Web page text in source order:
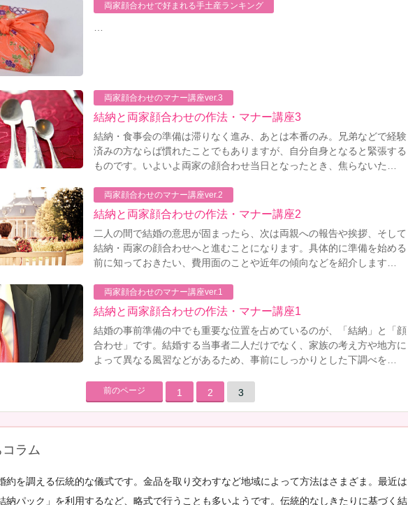
両家顔合わせで好まれる手土産ランキング
両家顔合わせのマナー講座ver.3
結納と両家顔合わせの作法・マナー講座3
結納・食事会の準備は滞りなく進み、あとは本番のみ。兄弟などで経験
済みの方ならば慣れたことでもありますが、自分自身となると緊張する
ものです。いよいよ両家の顔合わせ当日となったとき、焦らないた…
両家顔合わせのマナー講座ver.2
結納と両家顔合わせの作法・マナー講座2
二人の間で結婚の意思が固まったら、次は両親への報告や挨拶、そして
結納・両家の顔合わせへと進むことになります。具体的に準備を始める
前に知っておきたい、費用面のことや近年の傾向などを紹介します…
両家顔合わせのマナー講座ver.1
結納と両家顔合わせの作法・マナー講座1
結婚の事前準備の中でも重要な位置を占めているのが、「結納」と「顔
合わせ」です。結婚する当事者二人だけでなく、家族の考え方や地方に
よって異なる風習などがあるため、事前にしっかりとした下調べを…
前のページ 1 2 3
ラム
約を調える伝統的な儀式です。金品を取り交わすなど地域によって方法はさまざま。最近は
納パック」を利用するなど、略式で行うことも多いようです。伝統的なしきたりに基づく結